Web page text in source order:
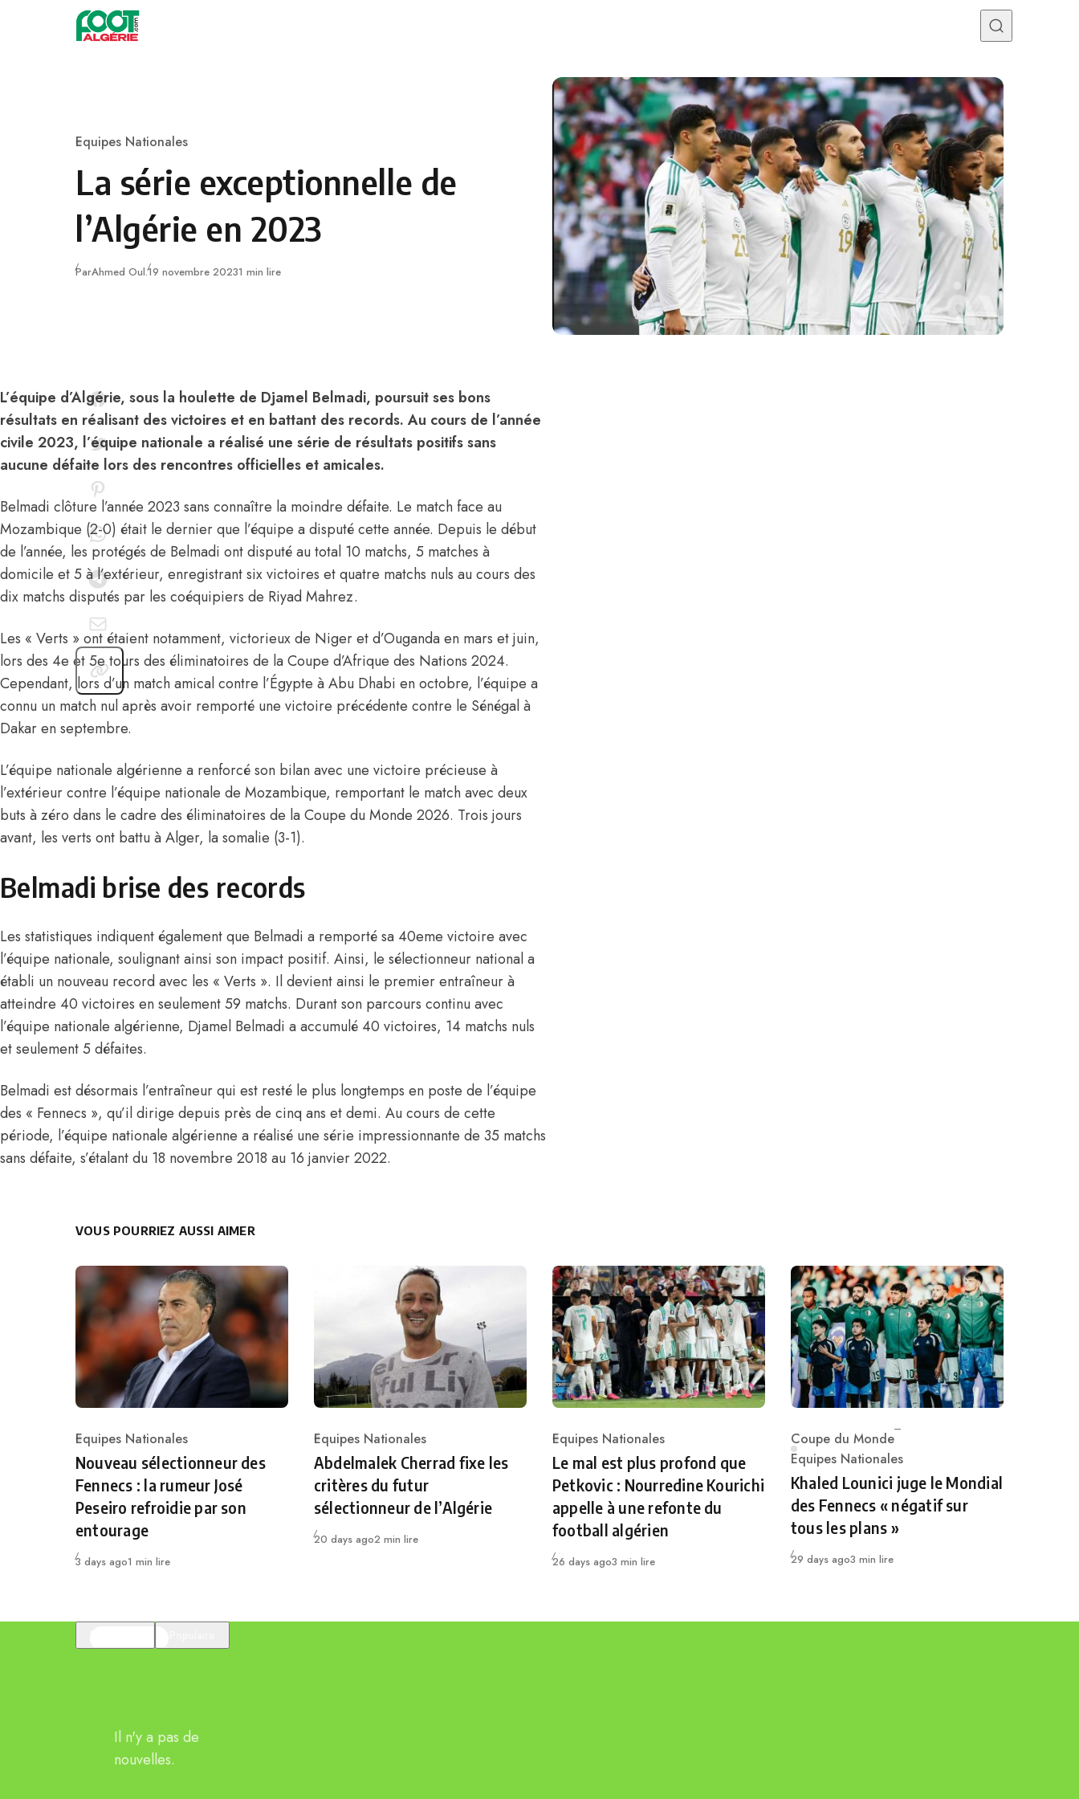
Skip to content
Category
Equipes Nationales
La série exceptionnelle de
l’Algérie en 2023
ParAhmed Oul.Publié
19 novembre 20231 min lire
L’équipe d’Algérie, sous la houlette de Djamel Belmadi, poursuit ses bons
résultats en réalisant des victoires et en battant des records. Au cours de l’année
civile 2023, l’équipe nationale a réalisé une série de résultats positifs sans
aucune défaite lors des rencontres officielles et amicales.
Belmadi clôture l’année 2023 sans connaître la moindre défaite. Le match face au
Mozambique (2-0) était le dernier que l’équipe a disputé cette année. Depuis le début
de l’année, les protégés de Belmadi ont disputé au total 10 matchs, 5 matches à
domicile et 5 à l’extérieur, enregistrant six victoires et quatre matchs nuls au cours des
dix matchs disputés par les coéquipiers de Riyad Mahrez.
Les « Verts » ont étaient notamment, victorieux de Niger et d’Ouganda en mars et juin,
lors des 4e et 5e tours des éliminatoires de la Coupe d’Afrique des Nations 2024.
Cependant, lors d’un match amical contre l’Égypte à Abu Dhabi en octobre, l’équipe a
connu un match nul après avoir remporté une victoire précédente contre le Sénégal à
Dakar en septembre.
L’équipe nationale algérienne a renforcé son bilan avec une victoire précieuse à
l’extérieur contre l’équipe nationale de Mozambique, remportant le match avec deux
buts à zéro dans le cadre des éliminatoires de la Coupe du Monde 2026. Trois jours
avant, les verts ont battu à Alger, la somalie (3-1).
Belmadi brise des records
Les statistiques indiquent également que Belmadi a remporté sa 40eme victoire avec
l’équipe nationale, soulignant ainsi son impact positif. Ainsi, le sélectionneur national a
établi un nouveau record avec les « Verts ». Il devient ainsi le premier entraîneur à
atteindre 40 victoires en seulement 59 matchs. Durant son parcours continu avec
l’équipe nationale algérienne, Djamel Belmadi a accumulé 40 victoires, 14 matchs nuls
et seulement 5 défaites.
Belmadi est désormais l’entraîneur qui est resté le plus longtemps en poste de l’équipe
des « Fennecs », qu’il dirige depuis près de cinq ans et demi. Au cours de cette
période, l’équipe nationale algérienne a réalisé une série impressionnante de 35 matchs
sans défaite, s’étalant du 18 novembre 2018 au 16 janvier 2022.
VOUS POURRIEZ AUSSI AIMER
Category
Equipes Nationales
Nouveau sélectionneur des
Fennecs : la rumeur José
Peseiro refroidie par son
entourage
Publié
3 days ago1 min lire
Category
Equipes Nationales
Abdelmalek Cherrad fixe les
critères du futur
sélectionneur de l’Algérie
Publié
20 days ago2 min lire
Category
Equipes Nationales
Le mal est plus profond que
Petkovic : Nourredine Kourichi
appelle à une refonte du
football algérien
Publié
26 days ago3 min lire
Category
Coupe du Monde
Equipes Nationales
Khaled Lounici juge le Mondial
des Fennecs « négatif sur
tous les plans »
Publié
29 days ago3 min lire
Il n'y a pas de
nouvelles.